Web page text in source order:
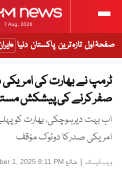
7 Aug, 2026
صفحۂ اول تازہ ترین پاکستان دنیا
ٹرمپ نے بھارت کی
صفر کرنے کی پیشکش
اب بہت دیرہوچکی، بھارت کو پہلے
امریکی صدرکا دوٹوک مؤقف
ویب ڈیسک | شائع 1, 2025 8:11 PM